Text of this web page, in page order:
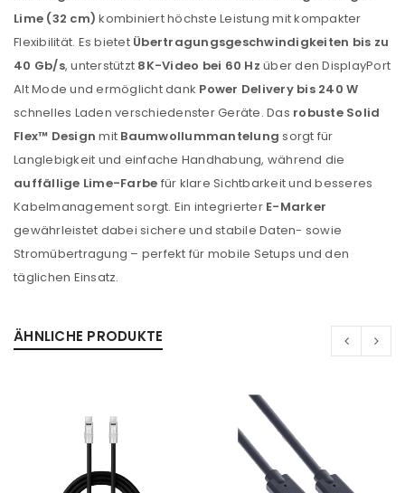
Lime (32 cm) kombiniert höchste Leistung mit kompakter
Flexibilität. Es bietet Übertragungsgeschwindigkeiten bis zu
40 Gb/s, unterstützt 8K-Video bei 60 Hz über den DisplayPort
Alt Mode und ermöglicht dank Power Delivery bis 240 W
schnelles Laden verschiedenster Geräte. Das robuste Solid
Flex™ Design mit Baumwollummantelung sorgt für
Langlebigkeit und einfache Handhabung, während die
auffällige Lime-Farbe für klare Sichtbarkeit und besseres
Kabelmanagement sorgt. Ein integrierter E-Marker
gewährleistet dabei sichere und stabile Daten- sowie
Stromübertragung – perfekt für mobile Setups und den
täglichen Einsatz.
ÄHNLICHE PRODUKTE